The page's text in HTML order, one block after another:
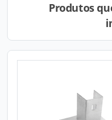
Produtos